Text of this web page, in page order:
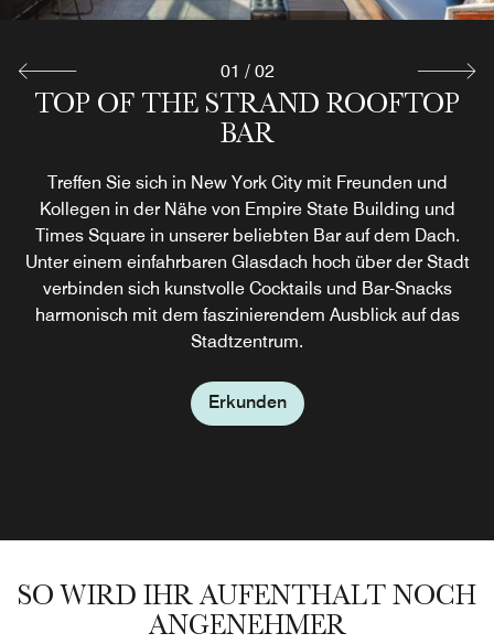
TOP OF THE STRAND ROOFTOP
BAR
Treffen Sie sich in New York City mit Freunden und
Kollegen in der Nähe von Empire State Building und
Times Square in unserer beliebten Bar auf dem Dach.
Unter einem einfahrbaren Glasdach hoch über der Stadt
verbinden sich kunstvolle Cocktails und Bar-Snacks
harmonisch mit dem faszinierendem Ausblick auf das
Stadtzentrum.
Erkunden
TWISTED KNOT CAFÉ AND
LOUNGE
Lernen Sie den historischen Garment District von
Manhattan kennen. Bevor Sie sich auf den Weg machen,
um New York zu erkunden, gönnen Sie sich eine
Kaffeespezialität, ein leckeres Frühstück oder frisches
Gebäck. Später können Sie sich bei Live-Jazz sowie
Cocktails, den Erzeugnissen örtlicher Brauereien und
herzhaften Snacks in unserem Restaurant auf dem Dach
Erkunden
01 / 02
SO WIRD IHR AUFENTHALT NOCH
ANGENEHMER